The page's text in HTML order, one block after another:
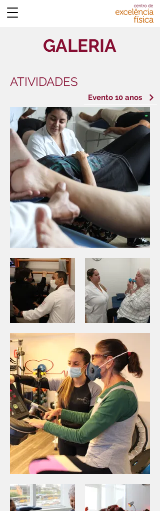
GALERIA
ATIVIDADES
Evento 10 anos